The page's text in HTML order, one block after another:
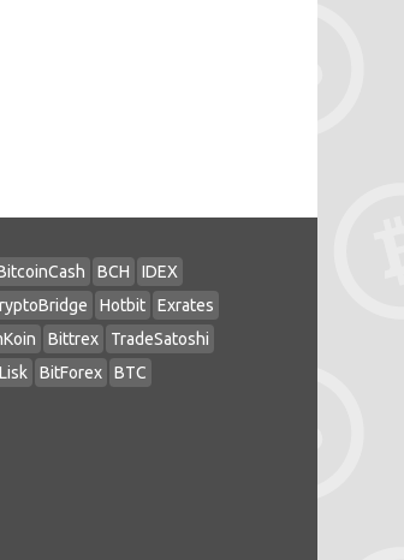
BCH
IDEX
Hotbit
Exrates
Bittrex
TradeSatoshi
Lisk BitForex BTC